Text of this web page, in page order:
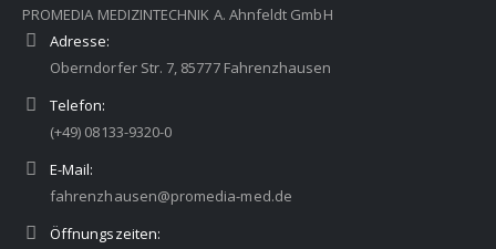
PROMEDIA MEDIZINTECHNIK A. Ahnfeldt GmbH
Adresse:
Oberndorfer Str. 7, 85777 Fahrenzhausen
Telefon:
(+49) 08133-9320-0
E-Mail:
fahrenzhausen@promedia-med.de
Öffnungszeiten: